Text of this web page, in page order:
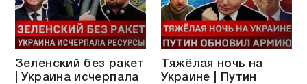
Зеленский без ракет
| Украина исчерпала
Тяжёлая ночь на
Украине | Путин